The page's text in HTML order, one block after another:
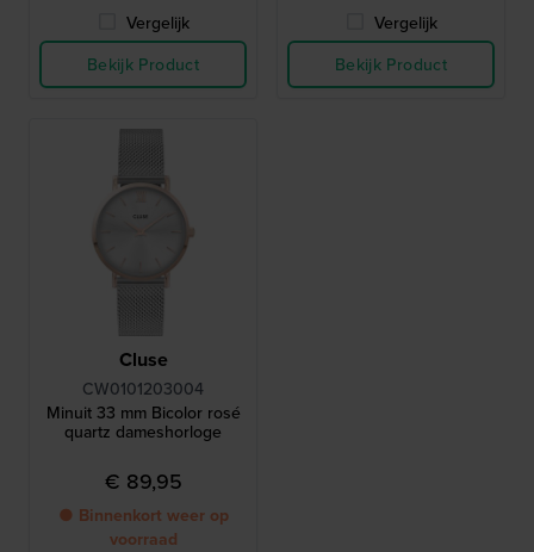
Vergelijk
Bekijk Product
Vergelijk
Bekijk Product
Cluse
CW0101203004
Minuit 33 mm Bicolor rosé
quartz dameshorloge
€ 89,95
● Binnenkort weer op
voorraad